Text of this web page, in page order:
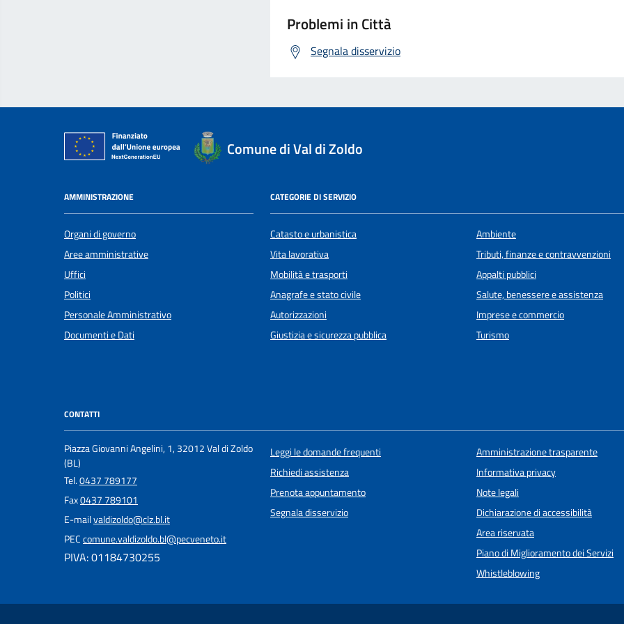
Problemi in Città
Segnala disservizio
Comune di Val di Zoldo
AMMINISTRAZIONE
Organi di governo
Aree amministrative
Uffici
Politici
Personale Amministrativo
Documenti e Dati
CATEGORIE DI SERVIZIO
Catasto e urbanistica
Vita lavorativa
Mobilità e trasporti
Anagrafe e stato civile
Autorizzazioni
Giustizia e sicurezza pubblica
Ambiente
Tributi, finanze e contravvenzioni
Appalti pubblici
Salute, benessere e assistenza
Imprese e commercio
Turismo
CONTATTI
Piazza Giovanni Angelini, 1, 32012 Val di Zoldo
(BL)
Tel.0437 789177
Fax0437 789101
E-mailvaldizoldo@clz.bl.it
PECcomune.valdizoldo.bl@pecveneto.it
PIVA: 01184730255
Leggi le domande frequenti
Richiedi assistenza
Prenota appuntamento
Segnala disservizio
Amministrazione trasparente
Informativa privacy
Note legali
Dichiarazione di accessibilità
Area riservata
Piano di Miglioramento dei Servizi
Whistleblowing